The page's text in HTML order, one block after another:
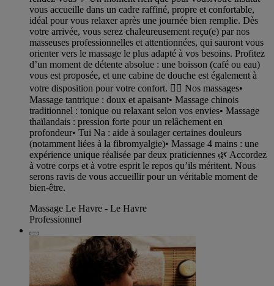
vous accueille dans un cadre raffiné, propre et confortable,
idéal pour vous relaxer après une journée bien remplie. Dès
votre arrivée, vous serez chaleureusement reçu(e) par nos
masseuses professionnelles et attentionnées, qui sauront vous
orienter vers le massage le plus adapté à vos besoins. Profitez
d’un moment de détente absolue : une boisson (café ou eau)
vous est proposée, et une cabine de douche est également à
votre disposition pour votre confort. 💆‍♀️ Nos massages•
Massage tantrique : doux et apaisant• Massage chinois
traditionnel : tonique ou relaxant selon vos envies• Massage
thaïlandais : pression forte pour un relâchement en
profondeur• Tui Na : aide à soulager certaines douleurs
(notamment liées à la fibromyalgie)• Massage 4 mains : une
expérience unique réalisée par deux praticiennes 🌿 Accordez
à votre corps et à votre esprit le repos qu’ils méritent. Nous
serons ravis de vous accueillir pour un véritable moment de
bien-être.
Massage Le Havre - Le Havre
Professionnel